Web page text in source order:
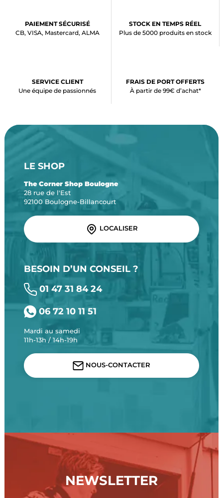
PAIEMENT SÉCURISÉ
CB, VISA, Mastercard, ALMA
STOCK EN TEMPS RÉEL
Plus de 5000 produits en stock
SERVICE CLIENT
Une équipe de passionnés
FRAIS DE PORT OFFERTS
À partir de 99€ d’achat*
LE SHOP
The Corner Shop Boulogne
28 rue de l'Est
92100 Boulogne-Billancourt
LOCALISER
BESOIN D’UN CONSEIL ?
01 47 31 84 24
06 72 10 11 51
Mardi au samedi
11h-13h / 14h-19h
NOUS-CONTACTER
NEWSLETTER